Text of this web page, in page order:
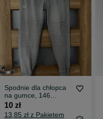
Spodnie dla chłopca
na gumce, 146
Reserved
10 zł
13,85 zł z Pakietem